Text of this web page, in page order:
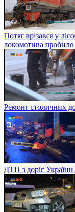
Потяг врізався у
локомотива
Ремонт столичних
ДТП з доріг